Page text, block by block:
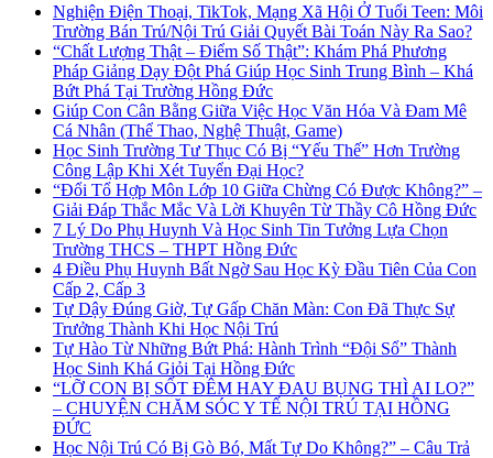
Nghiện Điện Thoại, TikTok, Mạng Xã Hội Ở Tuổi Teen: Môi
Trường Bán Trú/Nội Trú Giải Quyết Bài Toán Này Ra Sao?
“Chất Lượng Thật – Điểm Số Thật”: Khám Phá Phương
Pháp Giảng Dạy Đột Phá Giúp Học Sinh Trung Bình – Khá
Bứt Phá Tại Trường Hồng Đức
Giúp Con Cân Bằng Giữa Việc Học Văn Hóa Và Đam Mê
Cá Nhân (Thể Thao, Nghệ Thuật, Game)
Học Sinh Trường Tư Thục Có Bị “Yếu Thế” Hơn Trường
Công Lập Khi Xét Tuyển Đại Học?
“Đổi Tổ Hợp Môn Lớp 10 Giữa Chừng Có Được Không?” –
Giải Đáp Thắc Mắc Và Lời Khuyên Từ Thầy Cô Hồng Đức
7 Lý Do Phụ Huynh Và Học Sinh Tin Tưởng Lựa Chọn
Trường THCS – THPT Hồng Đức
4 Điều Phụ Huynh Bất Ngờ Sau Học Kỳ Đầu Tiên Của Con
Cấp 2, Cấp 3
Tự Dậy Đúng Giờ, Tự Gấp Chăn Màn: Con Đã Thực Sự
Trưởng Thành Khi Học Nội Trú
Tự Hào Từ Những Bứt Phá: Hành Trình “Đội Sổ” Thành
Học Sinh Khá Giỏi Tại Hồng Đức
“LỠ CON BỊ SỐT ĐÊM HAY ĐAU BỤNG THÌ AI LO?”
– CHUYỆN CHĂM SÓC Y TẾ NỘI TRÚ TẠI HỒNG
ĐỨC
Học Nội Trú Có Bị Gò Bó, Mất Tự Do Không?” – Câu Trả